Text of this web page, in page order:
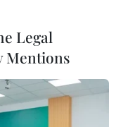
Hà Nội ghi nhận
huyện, thị xã;
ca bệnh.
Legal
Mentions